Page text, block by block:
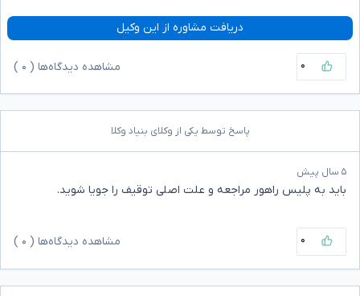
دریافت مشاوره از این وکیل
۰ مشاهده دیدگاه‌ها ( ۰
پاسخ توسط یکی از وکلای بنیاد وکلا
۵ سال پیش
باید به پلیس راهور مراجعه و علت اصلی توقیف را جویا شوید.
۰ مشاهده دیدگاه‌ها ( ۰